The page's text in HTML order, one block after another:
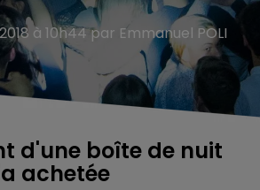
à 10h44 par Emmanuel POLI
d'une boîte de nuit
achetée